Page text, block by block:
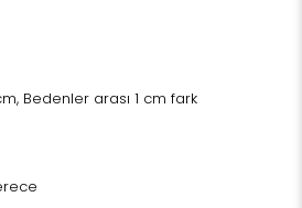
Bedenler arası 1 cm fark